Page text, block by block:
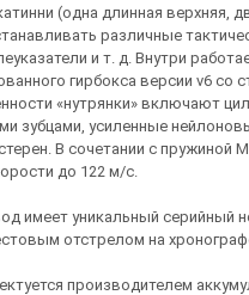
(одна длинная верхняя,
различные
и т. д. Внутри
гирбокса версии v6
«нутрянки» включают
зубцами, усиленные
В сочетании с пружиной
до 122 м/с.
имеет уникальный серийный
отстрелом на
производителем